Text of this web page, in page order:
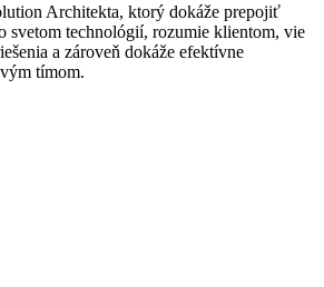
Architekta, ktorý dokáže prepojiť
svetom technológií, rozumie klientom, vie
a zároveň dokáže efektívne
tímom.